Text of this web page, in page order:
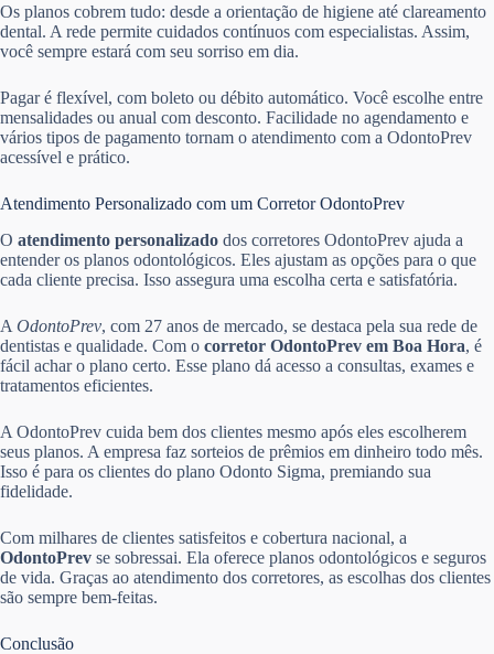
Os planos cobrem tudo: desde a orientação de higiene até clareamento
dental. A rede permite cuidados contínuos com especialistas. Assim,
você sempre estará com seu sorriso em dia.
Pagar é flexível, com boleto ou débito automático. Você escolhe entre
mensalidades ou anual com desconto. Facilidade no agendamento e
vários tipos de pagamento tornam o atendimento com a OdontoPrev
acessível e prático.
Atendimento Personalizado com um Corretor OdontoPrev
O atendimento personalizado dos corretores OdontoPrev ajuda a
entender os planos odontológicos. Eles ajustam as opções para o que
cada cliente precisa. Isso assegura uma escolha certa e satisfatória.
A OdontoPrev, com 27 anos de mercado, se destaca pela sua rede de
dentistas e qualidade. Com o corretor OdontoPrev em Boa Hora, é
fácil achar o plano certo. Esse plano dá acesso a consultas, exames e
tratamentos eficientes.
A OdontoPrev cuida bem dos clientes mesmo após eles escolherem
seus planos. A empresa faz sorteios de prêmios em dinheiro todo mês.
Isso é para os clientes do plano Odonto Sigma, premiando sua
fidelidade.
Com milhares de clientes satisfeitos e cobertura nacional, a
OdontoPrev se sobressai. Ela oferece planos odontológicos e seguros
de vida. Graças ao atendimento dos corretores, as escolhas dos clientes
são sempre bem-feitas.
Conclusão